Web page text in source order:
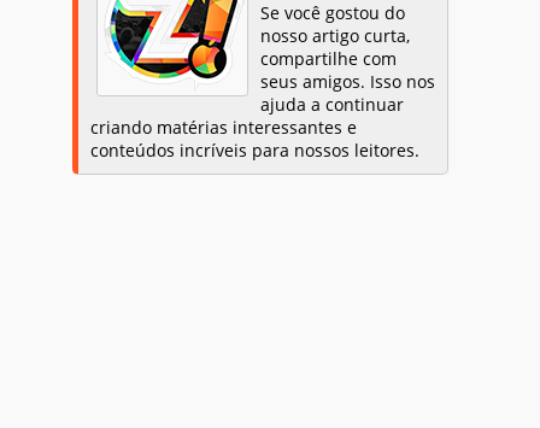
Se você gostou do
nosso artigo curta,
compartilhe com
seus amigos. Isso nos
ajuda a continuar
criando matérias interessantes e
conteúdos incríveis para nossos leitores.